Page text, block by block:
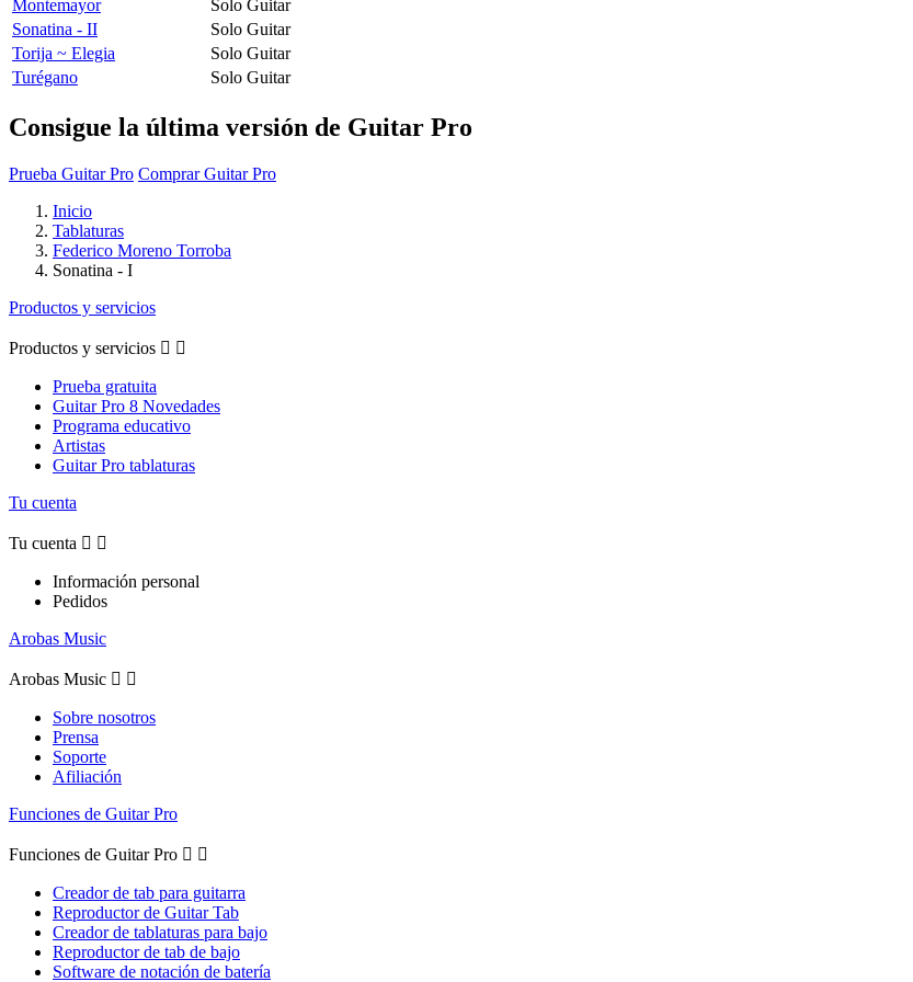
Montemayor
Solo Guitar
Sonatina - II
Solo Guitar
Torija ~ Elegia
Solo Guitar
Turégano
Solo Guitar
Consigue la última versión de Guitar Pro
Prueba Guitar Pro Comprar Guitar Pro
Inicio
Tablaturas
Federico Moreno Torroba
Sonatina - I
Productos y servicios
Productos y servicios  
Prueba gratuita
Guitar Pro 8 Novedades
Programa educativo
Artistas
Guitar Pro tablaturas
Tu cuenta
Tu cuenta  
Información personal
Pedidos
Arobas Music
Arobas Music  
Sobre nosotros
Prensa
Soporte
Afiliación
Funciones de Guitar Pro
Funciones de Guitar Pro  
Creador de tab para guitarra
Reproductor de Guitar Tab
Creador de tablaturas para bajo
Reproductor de tab de bajo
Software de notación de batería